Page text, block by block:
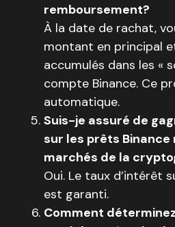
remboursement?
À la date de rachat,
montant en principal
accumulés dans les «
compte Binance. Ce
automatique.
Suis-je assuré de
sur les prêts Binance
marchés de la
Oui. Le taux d’intérêt
est garanti.
Comment